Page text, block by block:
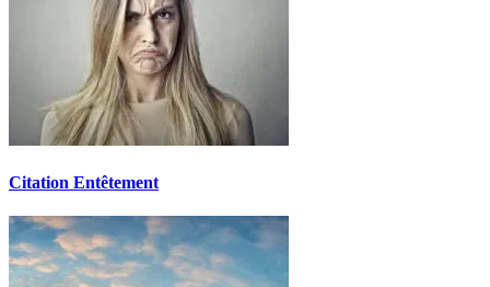
Citation Entêtement